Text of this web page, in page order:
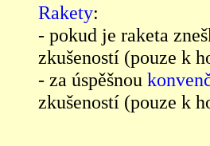
Rakety:
- pokud je raketa
zkušeností (pouze k
- za úspěšnou
zkušeností (pouze k